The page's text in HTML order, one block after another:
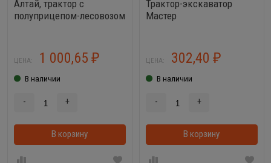
Алтай, трактор с
полуприцепом-лесовозом
ЦЕНА: 1 000,65 ₽
В наличии
- +
В корзину В корзинке
Трактор-экскаватор
Мастер
ЦЕНА: 302,40 ₽
В наличии
- +
В корзину